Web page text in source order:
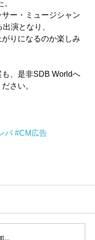
ー・ミュージシャン
演となり、
りになるのか楽しみ
も、是非SDB Worldへ
さい。
バ #CM広告
…